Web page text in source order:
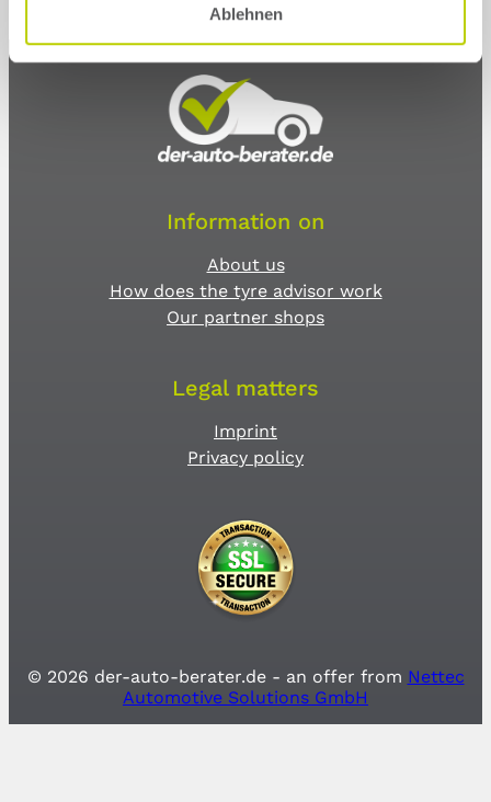
Ablehnen
Information on
About us
How does the tyre advisor work
Our partner shops
Legal matters
Imprint
Privacy policy
© 2026 der-auto-berater.de - an offer from Nettec
Automotive Solutions GmbH